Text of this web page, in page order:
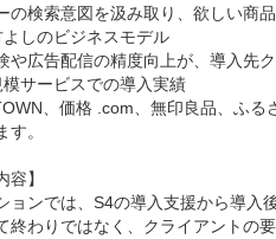
の検索意図を汲み取り、欲しい商
よしのビジネスモデル
や広告配信の精度向上が、導入先
サービスでの導入実績
、価格 .com、無印良品、ふる
す。
容】
ョンでは、S4の導入支援から導入
終わりではなく、クライアントの